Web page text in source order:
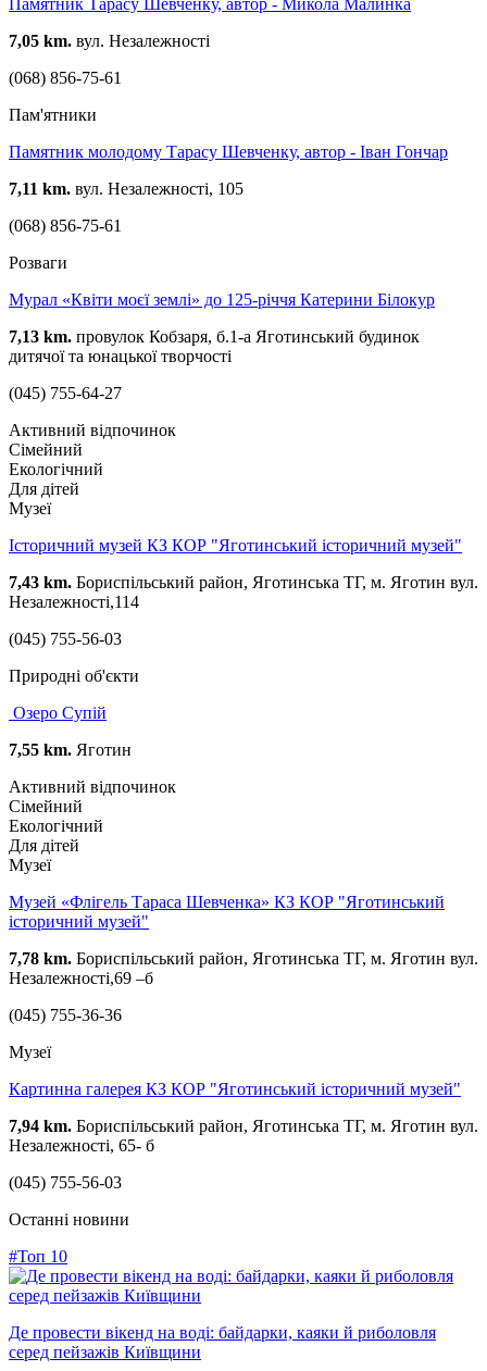
Памятник Тарасу Шевченку, автор - Микола Малинка
7,05 km. вул. Незалежності
(068) 856-75-61
Пам'ятники
Памятник молодому Тарасу Шевченку, автор - Іван Гончар
7,11 km. вул. Незалежності, 105
(068) 856-75-61
Розваги
Мурал «Квіти моєї землі» до 125-річчя Катерини Білокур
7,13 km. провулок Кобзаря, б.1-а Яготинський будинок
дитячої та юнацької творчості
(045) 755-64-27
Активний відпочинок
Сімейний
Екологічний
Для дітей
Музеї
Історичний музей КЗ КОР "Яготинський історичний музей"
7,43 km. Бориспільський район, Яготинська ТГ, м. Яготин вул.
Незалежності,114
(045) 755-56-03
Природні об'єкти
Озеро Супій
7,55 km. Яготин
Активний відпочинок
Сімейний
Екологічний
Для дітей
Музеї
Музей «Флігель Тараса Шевченка» КЗ КОР "Яготинський
історичний музей"
7,78 km. Бориспільський район, Яготинська ТГ, м. Яготин вул.
Незалежності,69 –б
(045) 755-36-36
Музеї
Картинна галерея КЗ КОР "Яготинський історичний музей"
7,94 km. Бориспільський район, Яготинська ТГ, м. Яготин вул.
Незалежності, 65- б
(045) 755-56-03
Останні новини
#Топ 10
Де провести вікенд на воді: байдарки, каяки й риболовля
серед пейзажів Київщини